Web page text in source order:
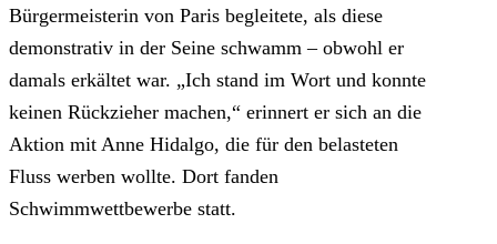
Bürgermeisterin von Paris begleitete, als diese
demonstrativ in der Seine schwamm – obwohl er
damals erkältet war. „Ich stand im Wort und konnte
keinen Rückzieher machen,“ erinnert er sich an die
Aktion mit Anne Hidalgo, die für den belasteten
Fluss werben wollte. Dort fanden
Schwimmwettbewerbe statt.